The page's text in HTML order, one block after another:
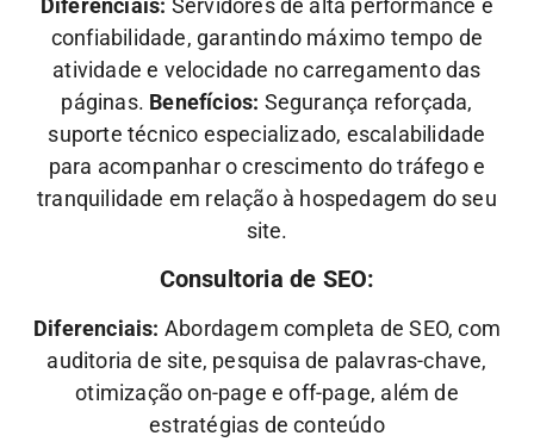
Diferenciais: Servidores de alta performance e
confiabilidade, garantindo máximo tempo de
atividade e velocidade no carregamento das
páginas. Benefícios: Segurança reforçada,
suporte técnico especializado, escalabilidade
para acompanhar o crescimento do tráfego e
tranquilidade em relação à hospedagem do seu
site.
Consultoria de SEO:
Diferenciais: Abordagem completa de SEO, com
auditoria de site, pesquisa de palavras-chave,
otimização on-page e off-page, além de
estratégias de conteúdo